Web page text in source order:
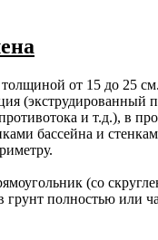
от 15 до 25
и т.д.), в
бассейна и
(со
полностью или